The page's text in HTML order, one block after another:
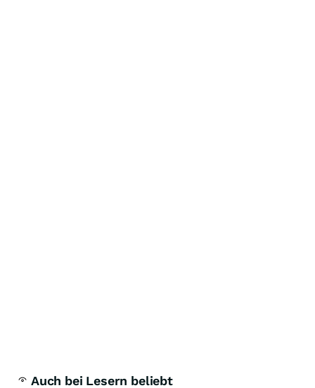
Auch bei Lesern beliebt